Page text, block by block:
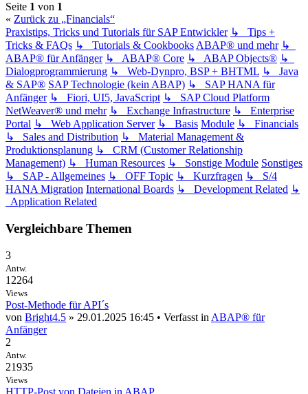
Seite 1 von 1
« Zurück zu „Financials“
Praxistips, Tricks und Tutorials für SAP Entwickler ↳ Tips +
Tricks & FAQs ↳ Tutorials & Cookbooks ABAP® und mehr ↳
ABAP® für Anfänger ↳ ABAP® Core ↳ ABAP Objects® ↳
Dialogprogrammierung ↳ Web-Dynpro, BSP + BHTML ↳ Java
& SAP® SAP Technologie (kein ABAP) ↳ SAP HANA für
Anfänger ↳ Fiori, UI5, JavaScript ↳ SAP Cloud Platform
NetWeaver® und mehr ↳ Exchange Infrastructure ↳ Enterprise
Portal ↳ Web Application Server ↳ Basis Module ↳ Financials
↳ Sales and Distribution ↳ Material Management &
Produktionsplanung ↳ CRM (Customer Relationship
Management) ↳ Human Resources ↳ Sonstige Module Sonstiges
↳ SAP - Allgemeines ↳ OFF Topic ↳ Kurzfragen ↳ S/4
HANA Migration International Boards ↳ Development Related ↳
Application Related
Vergleichbare Themen
3
Antw.
12264
Views
Post-Methode für API´s
von Bright4.5 » 29.01.2025 16:45 • Verfasst in ABAP® für
Anfänger
2
Antw.
21935
Views
HTTP-Post von Dateien in ABAP